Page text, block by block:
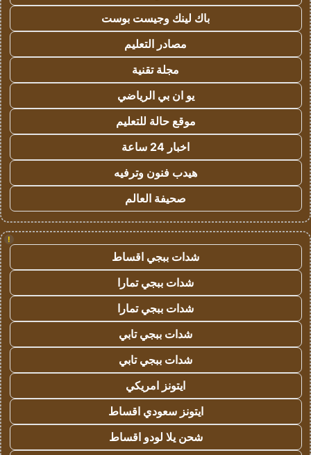
باك لينك وجيست بوست
مصادر التعليم
مجلة تقنية
يو ان بي الرياضي
موقع حالة للتعليم
اخبار 24 ساعة
هيدب فنون وترفيه
صحيفة العالم
!
شدات ببجي اقساط
شدات ببجي تمارا
شدات ببجي تمارا
شدات ببجي تابي
شدات ببجي تابي
ايتونز امريكي
ايتونز سعودي اقساط
شحن يلا لودو اقساط